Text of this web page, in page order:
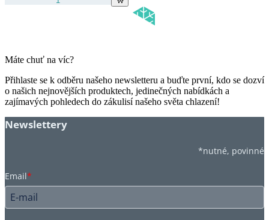
Máte chuť na víc?
Přihlaste se k odběru našeho newsletteru a buďte první, kdo se dozví
o našich nejnovějších produktech, jedinečných nabídkách a
zajímavých pohledech do zákulisí našeho světa chlazení!
Newslettery
*nutné, povinné
Email*